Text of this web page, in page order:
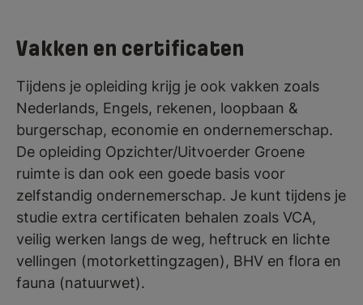
Vakken en certificaten
Tijdens je opleiding krijg je ook vakken zoals
Nederlands, Engels, rekenen, loopbaan &
burgerschap, economie en ondernemerschap.
De opleiding Opzichter/Uitvoerder Groene
ruimte is dan ook een goede basis voor
zelfstandig ondernemerschap. Je kunt tijdens je
studie extra certificaten behalen zoals VCA,
veilig werken langs de weg, heftruck en lichte
vellingen (motorkettingzagen), BHV en flora en
fauna (natuurwet).